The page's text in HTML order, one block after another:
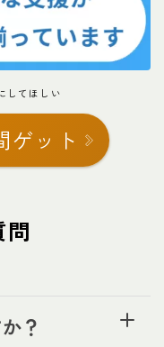
してほしい
ゲット
問
？